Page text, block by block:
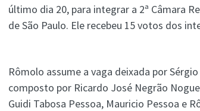
último dia 20, para integrar a 2ª Câmara
de São Paulo. Ele recebeu 15 votos dos
Rômolo assume a vaga deixada por
composto por Ricardo José Negrão
Guidi Tabosa Pessoa, Mauricio Pessoa e